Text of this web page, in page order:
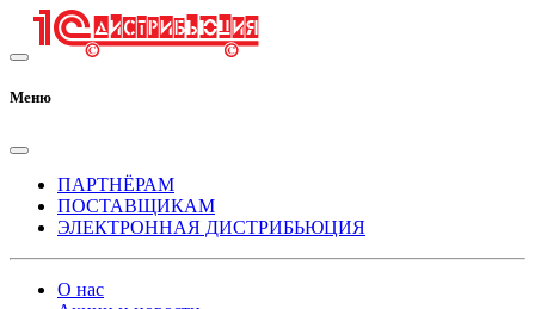
Меню
ПАРТНЁРАМ
ПОСТАВЩИКАМ
ЭЛЕКТРОННАЯ ДИСТРИБЬЮЦИЯ
О нас